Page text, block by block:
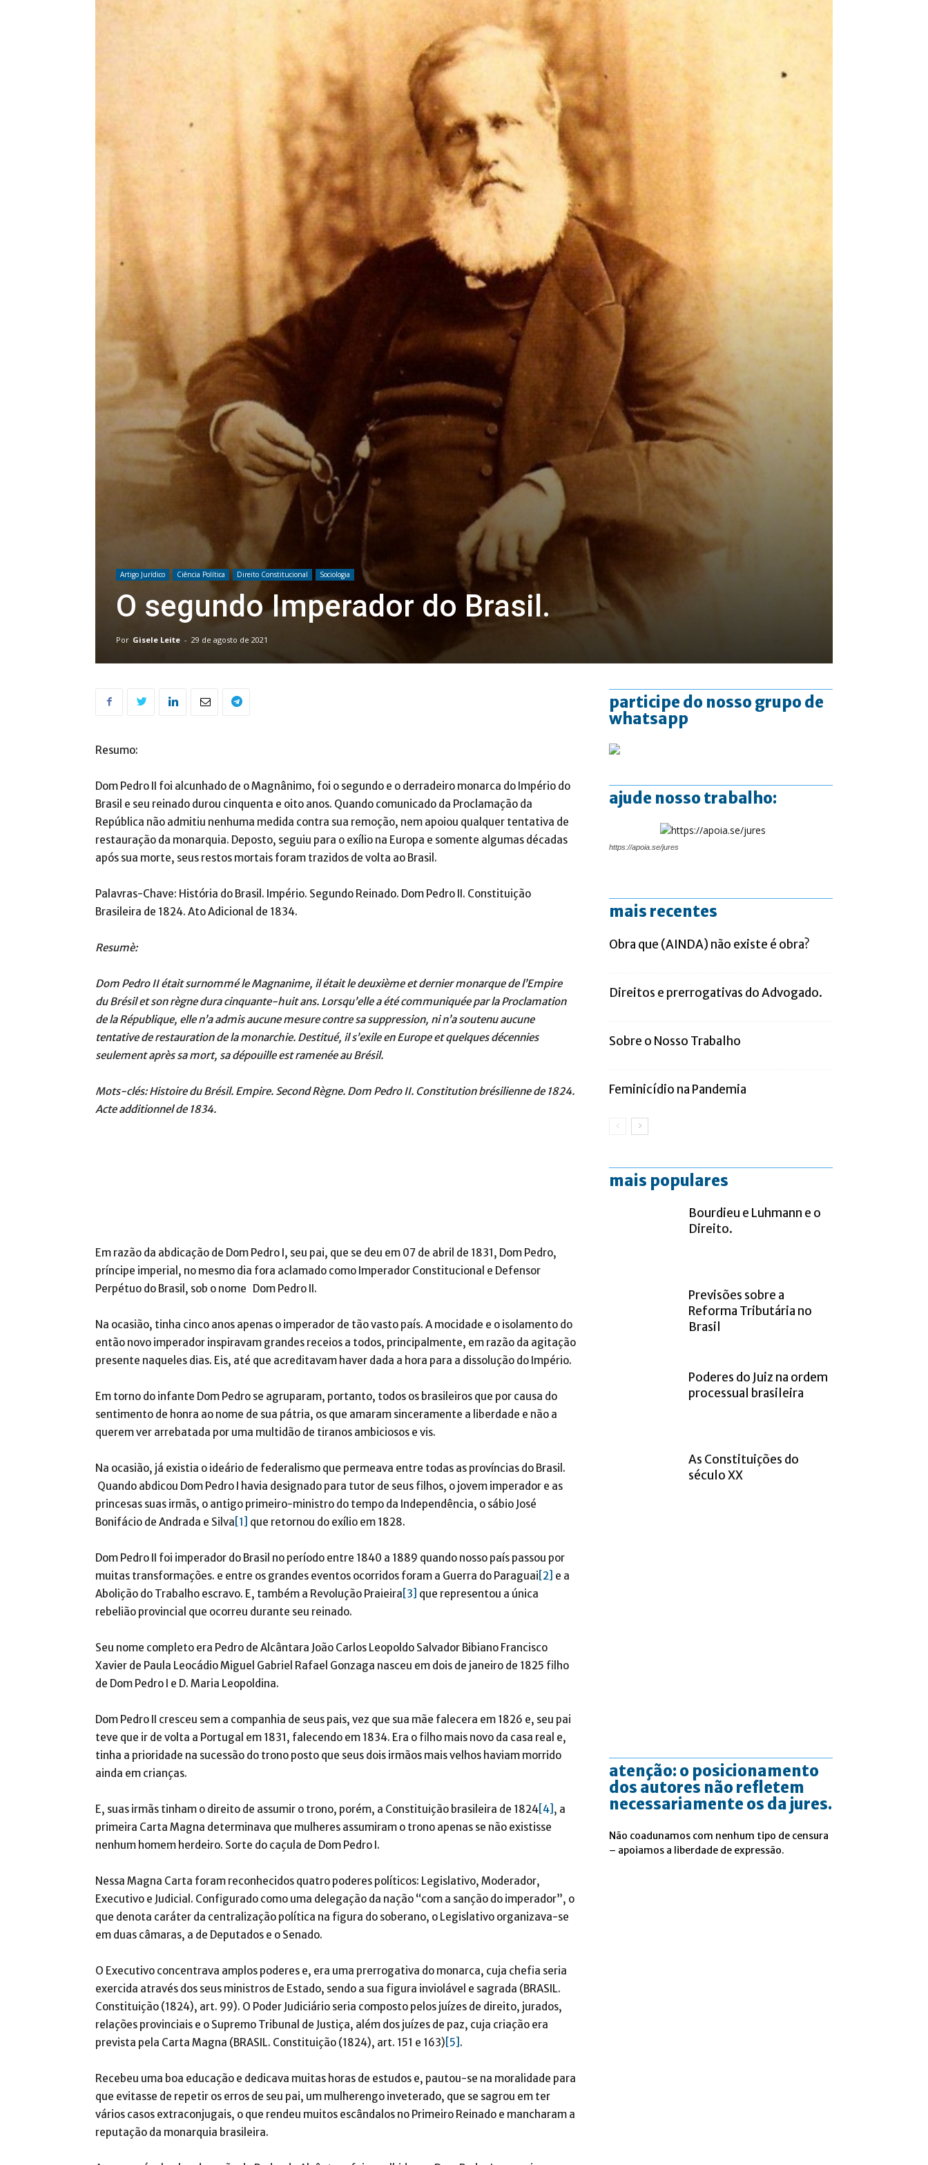
Artigo Jurídico Ciência Política Direito Constitucional Sociologia
O segundo Imperador do Brasil.
Por Gisele Leite - 29 de agosto de 2021
Resumo:
Dom Pedro II foi alcunhado de o Magnânimo, foi o segundo e o derradeiro monarca do Império do
Brasil e seu reinado durou cinquenta e oito anos. Quando comunicado da Proclamação da
República não admitiu nenhuma medida contra sua remoção, nem apoiou qualquer tentativa de
restauração da monarquia. Deposto, seguiu para o exílio na Europa e somente algumas décadas
após sua morte, seus restos mortais foram trazidos de volta ao Brasil.
Palavras-Chave: História do Brasil. Império. Segundo Reinado. Dom Pedro II. Constituição
Brasileira de 1824. Ato Adicional de 1834.
Resumè:
Dom Pedro II était surnommé le Magnanime, il était le deuxième et dernier monarque de l’Empire
du Brésil et son règne dura cinquante-huit ans. Lorsqu’elle a été communiquée par la Proclamation
de la République, elle n’a admis aucune mesure contre sa suppression, ni n’a soutenu aucune
tentative de restauration de la monarchie. Destitué, il s’exile en Europe et quelques décennies
seulement après sa mort, sa dépouille est ramenée au Brésil.
Mots-clés: Histoire du Brésil. Empire. Second Règne. Dom Pedro II. Constitution brésilienne de 1824.
Acte additionnel de 1834.
Em razão da abdicação de Dom Pedro I, seu pai, que se deu em 07 de abril de 1831, Dom Pedro,
príncipe imperial, no mesmo dia fora aclamado como Imperador Constitucional e Defensor
Perpétuo do Brasil, sob o nome Dom Pedro II.
Na ocasião, tinha cinco anos apenas o imperador de tão vasto país. A mocidade e o isolamento do
então novo imperador inspiravam grandes receios a todos, principalmente, em razão da agitação
presente naqueles dias. Eis, até que acreditavam haver dada a hora para a dissolução do Império.
Em torno do infante Dom Pedro se agruparam, portanto, todos os brasileiros que por causa do
sentimento de honra ao nome de sua pátria, os que amaram sinceramente a liberdade e não a
querem ver arrebatada por uma multidão de tiranos ambiciosos e vis.
Na ocasião, já existia o ideário de federalismo que permeava entre todas as províncias do Brasil.
Quando abdicou Dom Pedro I havia designado para tutor de seus filhos, o jovem imperador e as
princesas suas irmãs, o antigo primeiro-ministro do tempo da Independência, o sábio José
Bonifácio de Andrada e Silva [1] que retornou do exílio em 1828.
Dom Pedro II foi imperador do Brasil no período entre 1840 a 1889 quando nosso país passou por
muitas transformações. e entre os grandes eventos ocorridos foram a Guerra do Paraguai [2] e a
Abolição do Trabalho escravo. E, também a Revolução Praieira [3] que representou a única
rebelião provincial que ocorreu durante seu reinado.
Seu nome completo era Pedro de Alcântara João Carlos Leopoldo Salvador Bibiano Francisco
Xavier de Paula Leocádio Miguel Gabriel Rafael Gonzaga nasceu em dois de janeiro de 1825 filho
de Dom Pedro I e D. Maria Leopoldina.
Dom Pedro II cresceu sem a companhia de seus pais, vez que sua mãe falecera em 1826 e, seu pai
teve que ir de volta a Portugal em 1831, falecendo em 1834. Era o filho mais novo da casa real e,
tinha a prioridade na sucessão do trono posto que seus dois irmãos mais velhos haviam morrido
ainda em crianças.
E, suas irmãs tinham o direito de assumir o trono, porém, a Constituição brasileira de 1824[4] , a
primeira Carta Magna determinava que mulheres assumiram o trono apenas se não existisse
nenhum homem herdeiro. Sorte do caçula de Dom Pedro I.
Nessa Magna Carta foram reconhecidos quatro poderes políticos: Legislativo, Moderador,
Executivo e Judicial. Configurado como uma delegação da nação “com a sanção do imperador”, o
que denota caráter da centralização política na figura do soberano, o Legislativo organizava-se
em duas câmaras, a de Deputados e o Senado.
O Executivo concentrava amplos poderes e, era uma prerrogativa do monarca, cuja chefia seria
exercida através dos seus ministros de Estado, sendo a sua figura inviolável e sagrada (BRASIL.
Constituição (1824), art. 99). O Poder Judiciário seria composto pelos juízes de direito, jurados,
relações provinciais e o Supremo Tribunal de Justiça, além dos juízes de paz, cuja criação era
prevista pela Carta Magna (BRASIL. Constituição (1824), art. 151 e 163) [5] .
Recebeu uma boa educação e dedicava muitas horas de estudos e, pautou-se na moralidade para
que evitasse de repetir os erros de seu pai, um mulherengo inveterado, que se sagrou em ter
vários casos extraconjugais, o que rendeu muitos escândalos no Primeiro Reinado e mancharam a
reputação da monarquia brasileira.
participe do nosso grupo de
whatsapp
ajude nosso trabalho:
https://apoia.se/jures
mais recentes
Obra que (AINDA) não existe é obra?
Direitos e prerrogativas do Advogado.
Sobre o Nosso Trabalho
Feminicídio na Pandemia
mais populares
Bourdieu e Luhmann e o
Direito.
Previsões sobre a
Reforma Tributária no
Brasil
Poderes do Juiz na ordem
processual brasileira
As Constituições do
século XX
atenção: o posicionamento
dos autores não refletem
necessariamente os da jures.
Não coadunamos com nenhum tipo de censura
– apoiamos a liberdade de expressão.